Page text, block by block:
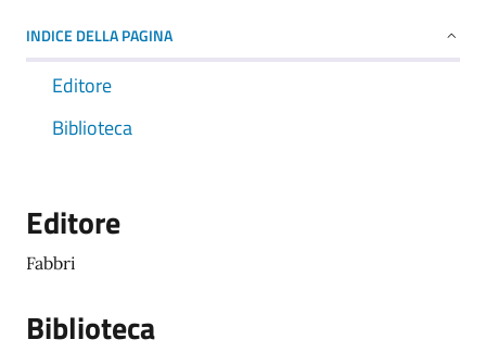
INDICE DELLA PAGINA
Editore
Biblioteca
Editore
Fabbri
Biblioteca